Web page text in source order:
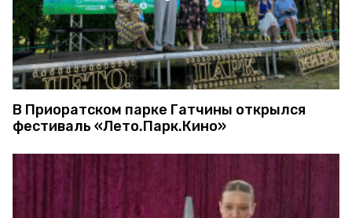
В Приоратском парке Гатчины открылся
фестиваль «Лето.Парк.Кино»